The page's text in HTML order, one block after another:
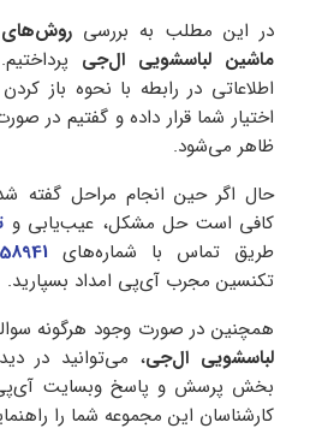
در این مطلب به بررسی
ماشین لباسشویی ال‌جی
اطلاعاتی در رابطه با نحوه باز
اختیار شما قرار داده و گفتیم در
ظاهر می‌شود.
حال اگر حین انجام مراحل گفته
کافی است حل مشکل، عیب‌یابی و
طریق تماس با شماره‌های
تکنسین مجرب آی‌پی امداد بسپارید.
همچنین در صورت وجود هرگونه
لباسشویی ال‌جی، می‌توانید در
بخش پرسش و پاسخ وبسایت آی‌پی
کارشناسان این مجموعه شما را